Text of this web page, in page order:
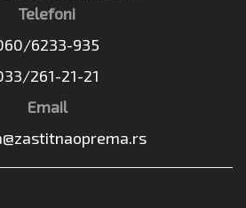
Telefoni
6233-935
261-21-21
Email